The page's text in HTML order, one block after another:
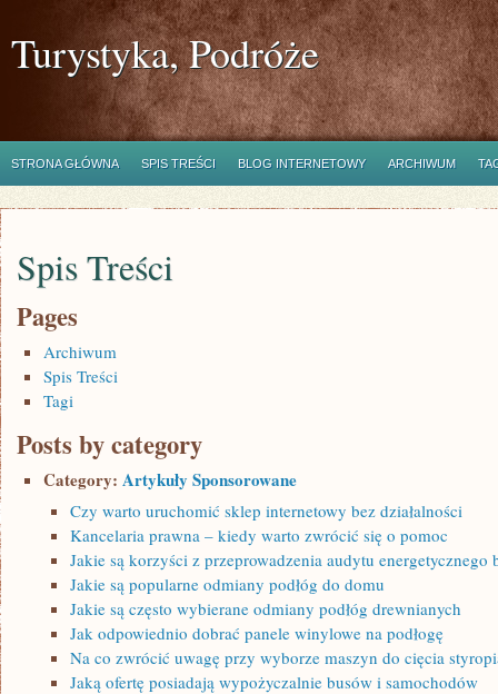
Turystyka, Podróże
STRONA GŁÓWNA SPIS TREŚCI BLOG INTERNETOWY ARCHIWUM
Spis Treści
Pages
Archiwum
Spis Treści
Tagi
Posts by category
Category: Artykuły Sponsorowane
Czy warto uruchomić sklep internetowy bez działalności
Kancelaria prawna – kiedy warto zwrócić się o pomoc
Jakie są korzyści z przeprowadzenia audytu energetycznego
Jakie są popularne odmiany podłóg do domu
Jakie są często wybierane odmiany podłóg drewnianych
Jak odpowiednio dobrać panele winylowe na podłogę
Na co zwrócić uwagę przy wyborze maszyn do cięcia
Jaką ofertę posiadają wypożyczalnie busów i samochodów